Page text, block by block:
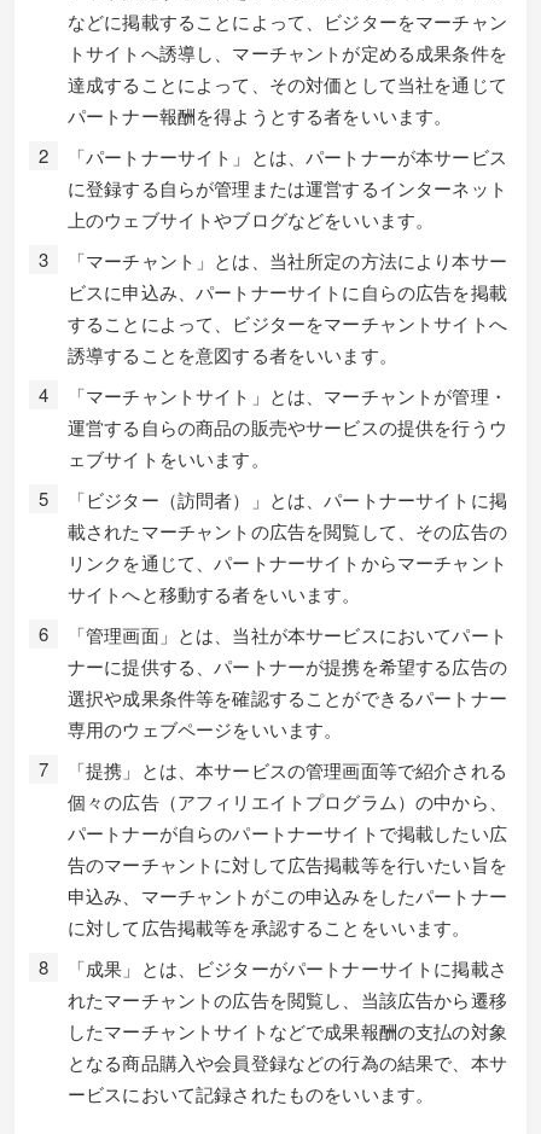
などに掲載することによって、ビジターをマーチャン
トサイトへ誘導し、マーチャントが定める成果条件を
達成することによって、その対価として当社を通じて
パートナー報酬を得ようとする者をいいます。
「パートナーサイト」とは、パートナーが本サービス
に登録する自らが管理または運営するインターネット
上のウェブサイトやブログなどをいいます。
「マーチャント」とは、当社所定の方法により本サー
ビスに申込み、パートナーサイトに自らの広告を掲載
することによって、ビジターをマーチャントサイトへ
誘導することを意図する者をいいます。
「マーチャントサイト」とは、マーチャントが管理・
運営する自らの商品の販売やサービスの提供を行うウ
ェブサイトをいいます。
「ビジター（訪問者）」とは、パートナーサイトに掲
載されたマーチャントの広告を閲覧して、その広告の
リンクを通じて、パートナーサイトからマーチャント
サイトへと移動する者をいいます。
「管理画面」とは、当社が本サービスにおいてパート
ナーに提供する、パートナーが提携を希望する広告の
選択や成果条件等を確認することができるパートナー
専用のウェブページをいいます。
「提携」とは、本サービスの管理画面等で紹介される
個々の広告（アフィリエイトプログラム）の中から、
パートナーが自らのパートナーサイトで掲載したい広
告のマーチャントに対して広告掲載等を行いたい旨を
申込み、マーチャントがこの申込みをしたパートナー
に対して広告掲載等を承認することをいいます。
「成果」とは、ビジターがパートナーサイトに掲載さ
れたマーチャントの広告を閲覧し、当該広告から遷移
したマーチャントサイトなどで成果報酬の支払の対象
となる商品購入や会員登録などの行為の結果で、本サ
ービスにおいて記録されたものをいいます。